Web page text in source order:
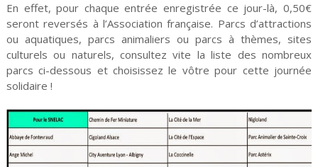
En effet, pour chaque entrée enregistrée ce jour-là, 0,50€
seront reversés à l’Association française. Parcs d’attractions
ou aquatiques, parcs animaliers ou parcs à thèmes, sites
culturels ou naturels, consultez vite la liste des nombreux
parcs ci-dessous et choisissez le vôtre pour cette journée
solidaire !